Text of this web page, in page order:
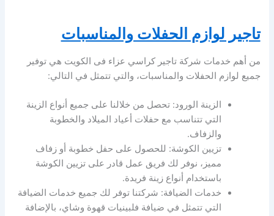
تاجير لوازم الحفلات والمناسبات
من أهم خدمات شركة تاجير كراسي عزاء فى الكويت هي توفير
جميع لوازم الحفلات والمناسبات، والتي تتمثل في التالي:
الزينة الورود: تحصل من خلالنا على جميع أنواع الزينة
التي تتناسب مع حفلات أعياد الميلاد والخطوبة
والزفاف.
تزيين الكوشة: للحصول على حفل خطوبة أو زفاف
مميز، نوفر لك فريق عمل قادر على تزيين الكوشة
باستخدام أنواع زينة فريدة.
خدمات الضيافة: شركتنا توفر لك جميع خدمات الضيافة
التي تتمثل في ضيافة فلبينيات قهوة وشاي، بالإضافة